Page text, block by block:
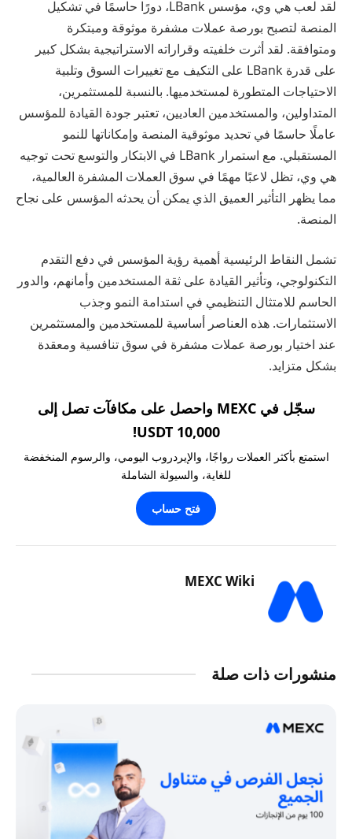
لقد لعب هي وي، مؤسس LBank، دورًا حاسمًا في تشكيل
المنصة لتصبح بورصة عملات مشفرة موثوقة ومبتكرة
ومتوافقة. لقد أثرت خلفيته وقراراته الاستراتيجية بشكل كبير
على قدرة LBank على التكيف مع تغييرات السوق وتلبية
الاحتياجات المتطورة لمستخدميها. بالنسبة للمستثمرين،
المتداولين، والمستخدمين العاديين، تعتبر جودة القيادة للمؤسس
عاملًا حاسمًا في تحديد موثوقية المنصة وإمكاناتها للنمو
المستقبلي. مع استمرار LBank في الابتكار والتوسع تحت توجيه
هي وي، تظل لاعبًا مهمًا في سوق العملات المشفرة العالمية،
مما يظهر التأثير العميق الذي يمكن أن يحدثه المؤسس على نجاح
المنصة.
تشمل النقاط الرئيسية أهمية رؤية المؤسس في دفع التقدم
التكنولوجي، وتأثير القيادة على ثقة المستخدمين وأمانهم، والدور
الحاسم للامتثال التنظيمي في استدامة النمو وجذب
الاستثمارات. هذه العناصر أساسية للمستخدمين والمستثمرين
عند اختيار بورصة عملات مشفرة في سوق تنافسية ومعقدة
بشكل متزايد.
سجّل في MEXC واحصل على مكافآت تصل إلى
10,000 USDT!
استمتع بأكثر العملات رواجًا، والإيردروب اليومي، والرسوم المنخفضة
للغاية، والسيولة الشاملة
فتح حساب
MEXC Wiki
منشورات ذات صلة